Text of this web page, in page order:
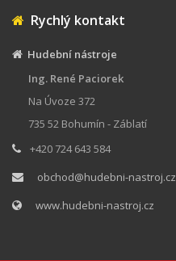
Rychlý kontakt
Hudební nástroje
Ing. René Paciorek
Na Úvoze 372
735 52 Bohumín - Záblatí
+420 724 643 584
obchod@hudebni-nastroj.cz
www.hudebni-nastroj.cz